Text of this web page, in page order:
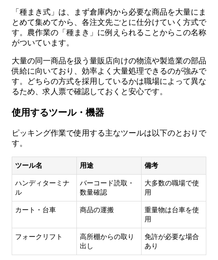
「種まき式」は、まず倉庫内から必要な商品を大量にま
とめて集めてから、各注文先ごとに仕分けていく方式で
す。農作業の「種まき」に例えられることからこの名称
がついています。
大量の同一商品を扱う量販店向けの物流や製造業の部品
供給に向いており、効率よく大量処理できるのが強みで
す。どちらの方式を採用しているかは職場によって異な
るため、求人票で確認しておくと安心です。
使用するツール・機器
ピッキング作業で使用する主なツールは以下のとおりで
す。
ツール名 用途 備考
ハンディターミナ
ル
バーコード読取・
数量確認
大多数の職場で使
用
カート・台車 商品の運搬
重量物は台車を使
用
フォークリフト
高所棚からの取り
出し
免許が必要な場合
あり